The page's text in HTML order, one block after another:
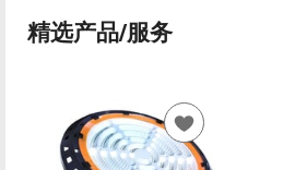
精选产品/服务